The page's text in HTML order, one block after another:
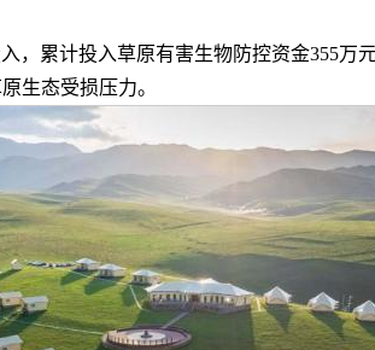
，累计投入草原有害生物防控资金355万
生态受损压力。